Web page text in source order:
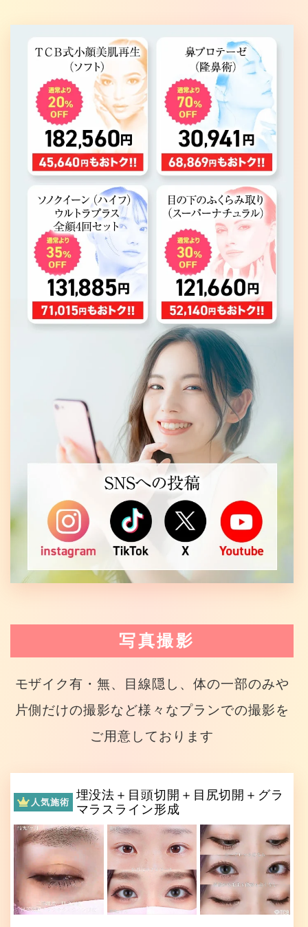
写真撮影
モザイク有・無、目線隠し、体の一部のみや
片側だけの撮影など様々なプランでの撮影を
ご用意しております
人気施術
埋没法＋目頭切開＋目尻切開＋グラ
マラスライン形成